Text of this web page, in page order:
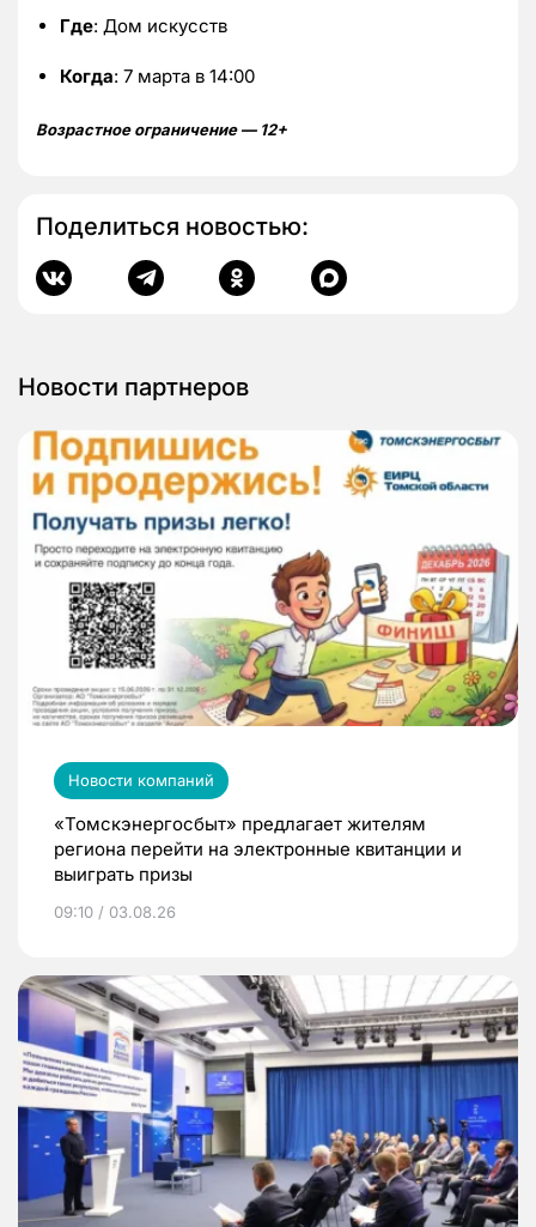
Где: Дом искусств
Когда: 7 марта в 14:00
Возрастное ограничение — 12+
Поделиться новостью:
Новости партнеров
Новости компаний
«Томскэнергосбыт» предлагает жителям
региона перейти на электронные квитанции и
выиграть призы
09:10 / 03.08.26